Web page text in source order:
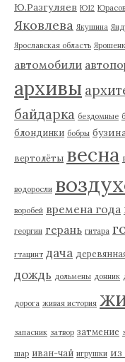
Ю.Разгуляев Ю12 Юрасов
Яковлева Якушина
Ярославская область
автомобили
архивы
байдарка бездомные
блондинки бобры
вертолёты весна
водоросли
воробей времена года
георгин герань гитара
гтацинт дача
дождь дольмены донник
дорога живая история
запасник затвор затмение
шар иван-чай игрушки из